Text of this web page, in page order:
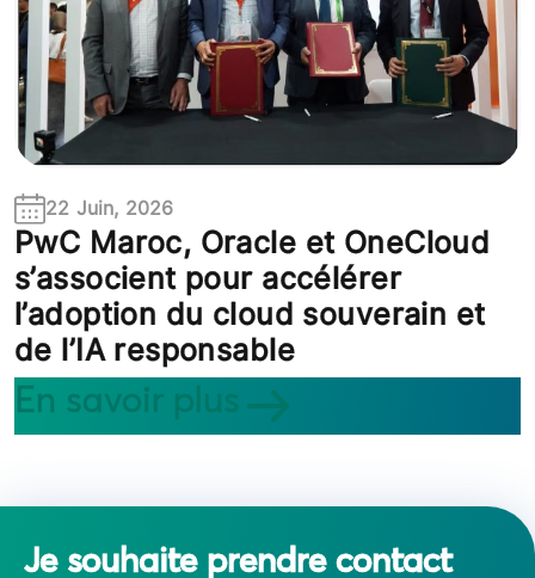
22 Juin, 2026
PwC Maroc, Oracle et OneCloud
s’associent pour accélérer
l’adoption du cloud souverain et
de l’IA responsable
En savoir plus
Je souhaite prendre contact